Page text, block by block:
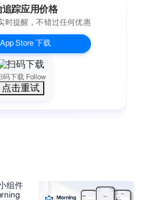
码下载 Follow
点击重试
追踪应用价格
时提醒，不错过任何优惠
App Store 下载
组件